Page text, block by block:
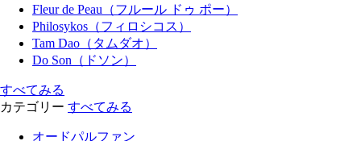
Fleur de Peau（フルール ドゥ ポー）
Philosykos（フィロシコス）
Tam Dao（タムダオ）
Do Son（ドソン）
すべてみる
カテゴリー すべてみる
オードパルファン